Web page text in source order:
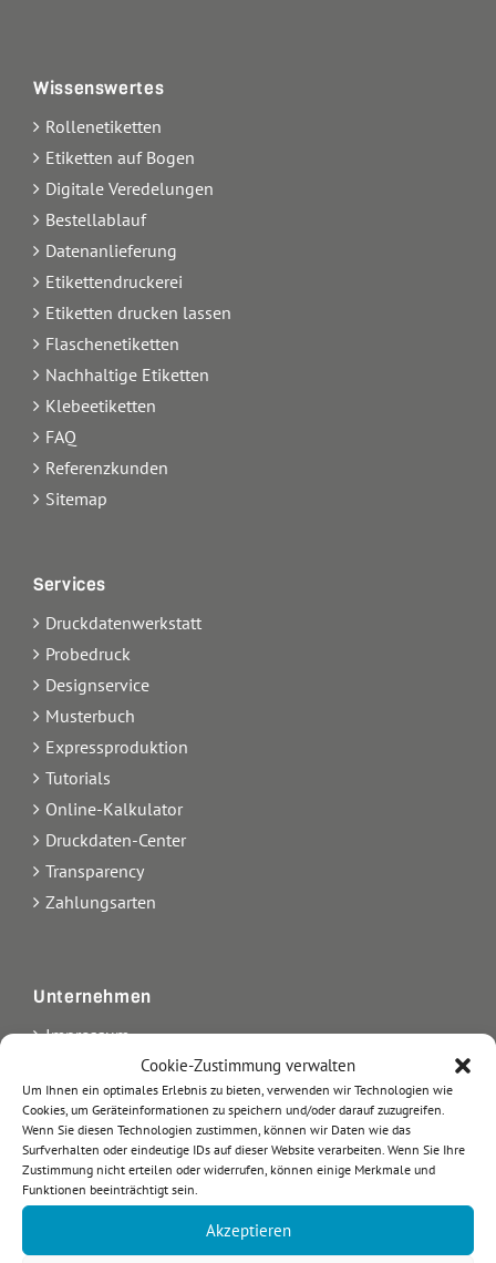
Cookie-Zustimmung verwalten
Um Ihnen ein optimales Erlebnis zu bieten, verwenden wir Technologien wie
Cookies, um Geräteinformationen zu speichern und/oder darauf zuzugreifen.
Wenn Sie diesen Technologien zustimmen, können wir Daten wie das
Surfverhalten oder eindeutige IDs auf dieser Website verarbeiten. Wenn Sie Ihre
Zustimmung nicht erteilen oder widerrufen, können einige Merkmale und
Funktionen beeinträchtigt sein.
Akzeptieren
Wissenswertes
Rollenetiketten
Etiketten auf Bogen
Digitale Veredelungen
Bestellablauf
Datenanlieferung
Etikettendruckerei
Etiketten drucken lassen
Flaschenetiketten
Nachhaltige Etiketten
Klebeetiketten
FAQ
Referenzkunden
Sitemap
Services
Druckdatenwerkstatt
Probedruck
Designservice
Musterbuch
Expressproduktion
Tutorials
Online-Kalkulator
Druckdaten-Center
Transparency
Zahlungsarten
Unternehmen
Impressum
Über uns
AGB
Datenschutz
Arbeiten bei etikett.de